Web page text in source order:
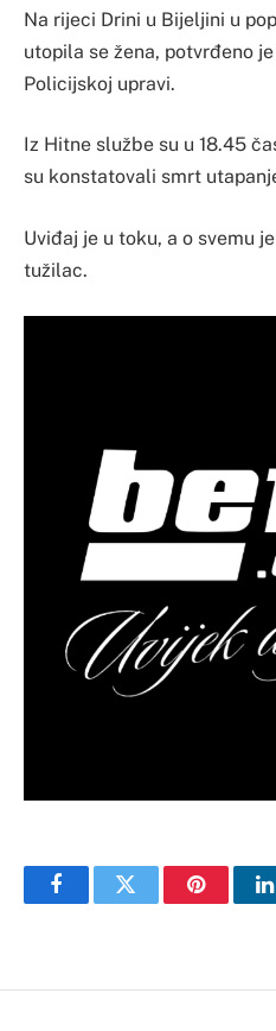
Na rijeci Drini u Bijeljini u
utopila se žena, potvrđeno
Policijskoj upravi.
Iz Hitne službe su u 18.45
su konstatovali smrt
Uviđaj je u toku, a o svemu
tužilac.
FacebookTwitter Pinterest